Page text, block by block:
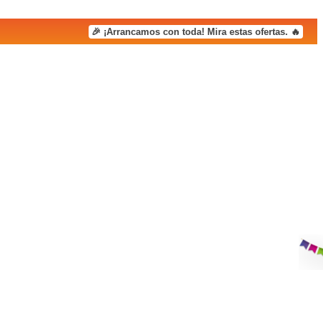
🎉 ¡Arrancamos con toda! Mira estas ofertas. 🔥